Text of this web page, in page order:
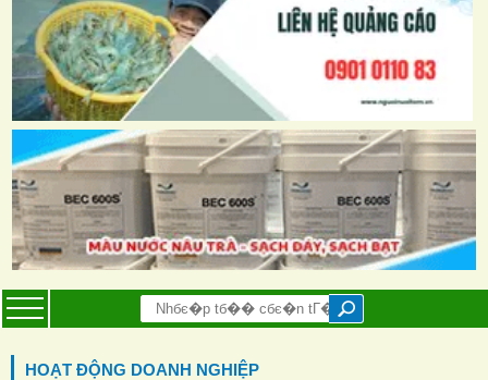
HOẠT ĐỘNG DOANH NGHIỆP